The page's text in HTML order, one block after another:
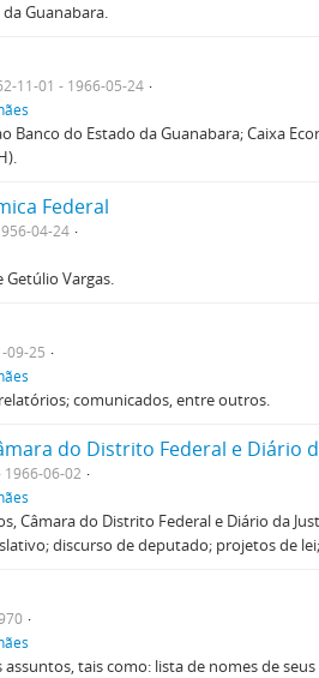
Guanabara.
11-01 - 1966-05-24
do Estado da Guanabara; Caixa
Federal
04-24
Vargas.
09-25
comunicados, entre outros.
do Distrito Federal e Diário
1966-06-02
Câmara do Distrito Federal e Diário da
discurso de deputado; projetos de
tais como: lista de nomes de